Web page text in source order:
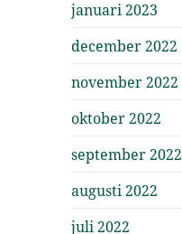
januari 2023
december 2022
november 2022
oktober 2022
september 2022
augusti 2022
juli 2022